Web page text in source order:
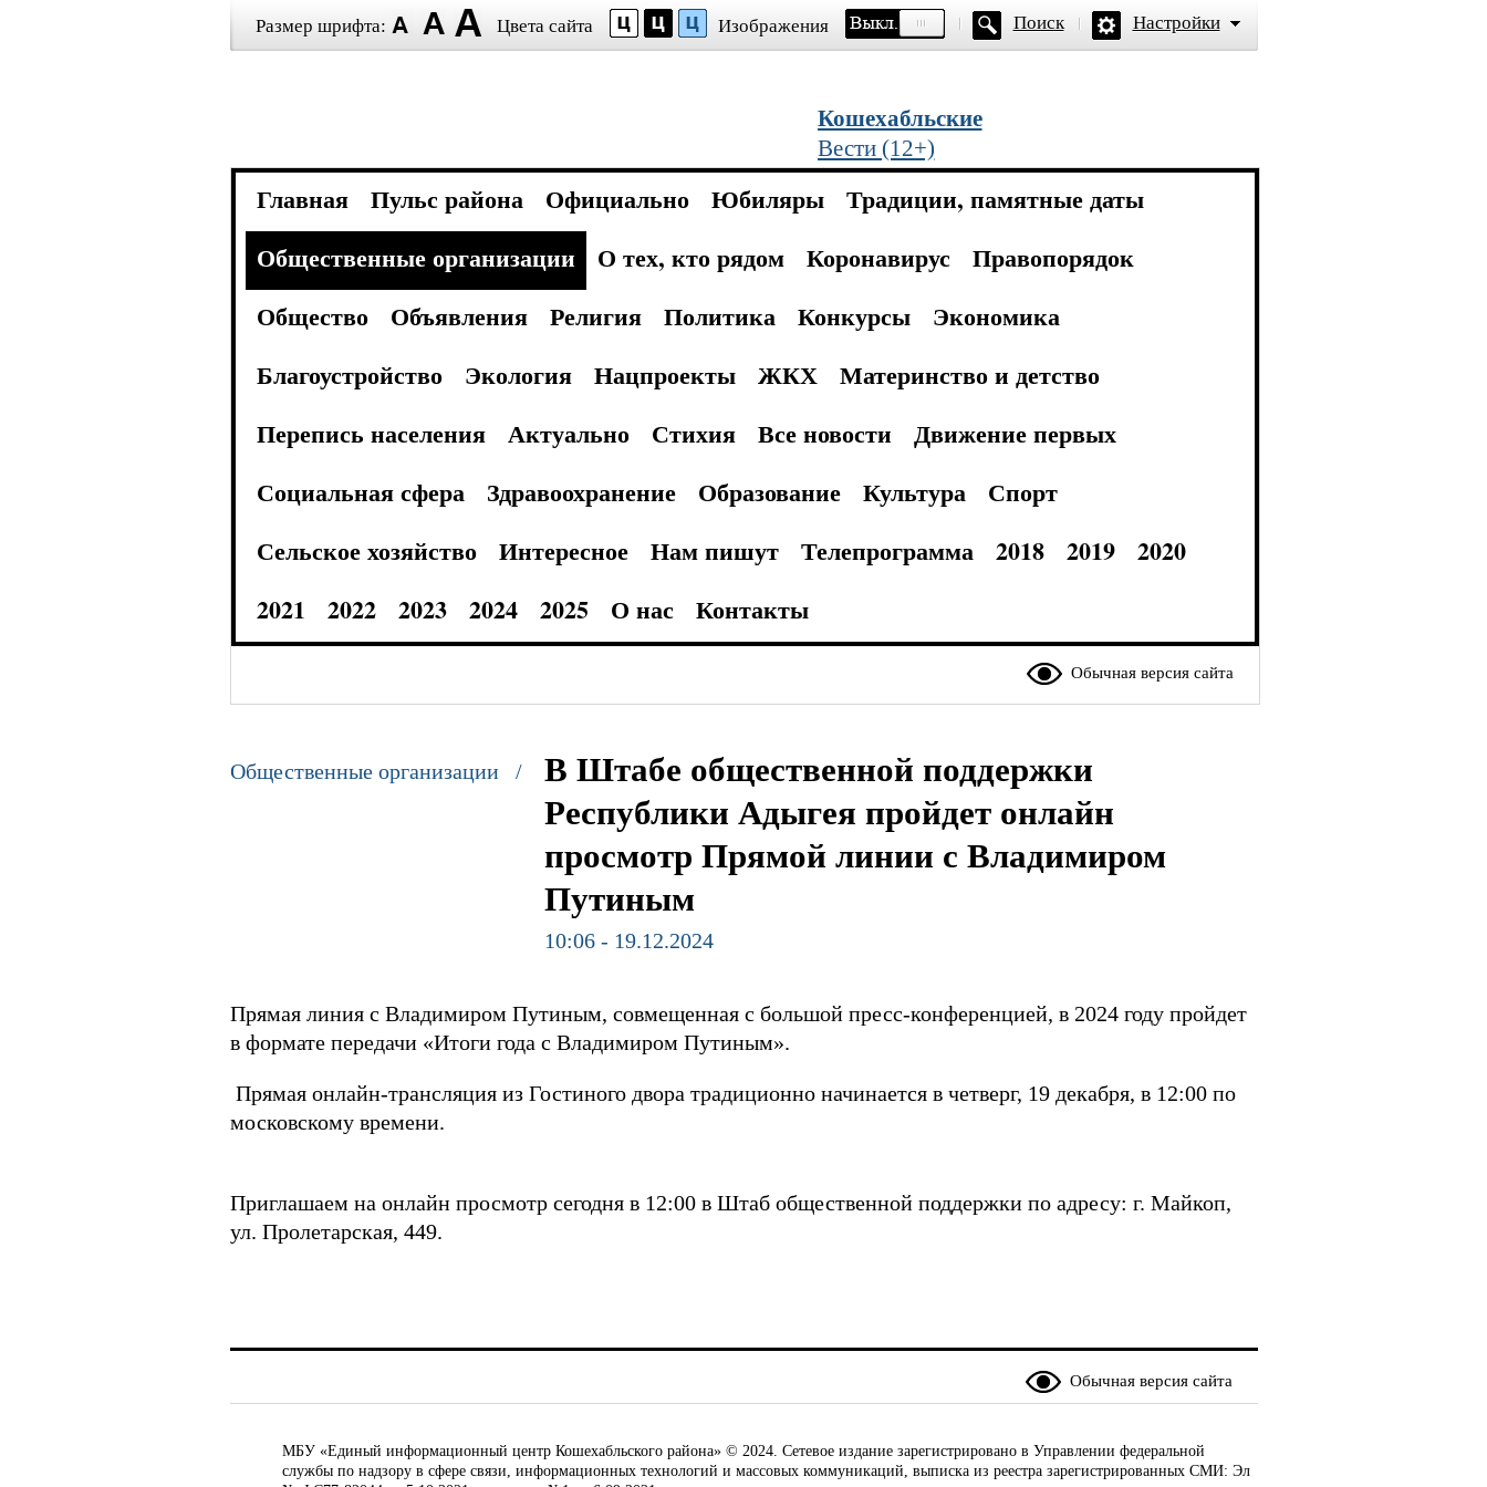
Размер шрифта: Цвета сайта Изображения Поиск Настройки
Кошехабльские
Вести (12+)
Главная Пульс района Официально Юбиляры
Традиции, памятные даты
Общественные организации
О тех, кто рядом Коронавирус
Правопорядок
Общество
Объявления Религия Политика Конкурсы
Экономика
Благоустройство
Экология Нацпроекты ЖКХ
Материнство и детство
Перепись населения
Актуально Стихия Все новости
Движение первых
Социальная сфера
Здравоохранение Образование Культура
Спорт
Сельское хозяйство
Интересное Нам пишут Телепрограмма 2018 2019
2020
2021
2022 2023 2024 2025 О нас Контакты
Обычная версия сайта
Общественные организации /
В Штабе общественной поддержки
Республики Адыгея пройдет онлайн
просмотр Прямой линии с Владимиром
Путиным
10:06 - 19.12.2024
Прямая линия с Владимиром Путиным, совмещенная с большой пресс-конференцией, в 2024 году пройдет
в формате передачи «Итоги года с Владимиром Путиным».
Прямая онлайн-трансляция из Гостиного двора традиционно начинается в четверг, 19 декабря, в 12:00 по
московскому времени.
Приглашаем на онлайн просмотр сегодня в 12:00 в Штаб общественной поддержки по адресу: г. Майкоп,
ул. Пролетарская, 449.
Обычная версия сайта
МБУ «Единый информационный центр Кошехабльского района» © 2024. Сетевое издание зарегистрировано в Управлении федеральной
службы по надзору в сфере связи, информационных технологий и массовых коммуникаций, выписка из реестра зарегистрированных СМИ: Эл